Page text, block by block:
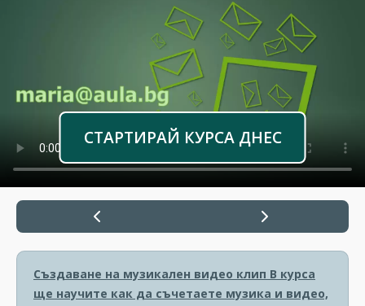
СТАРТИРАЙ КУРСА ДНЕС
Създаване на музикален видео клип В курса
ще научите как да съчетаете музика и видео,